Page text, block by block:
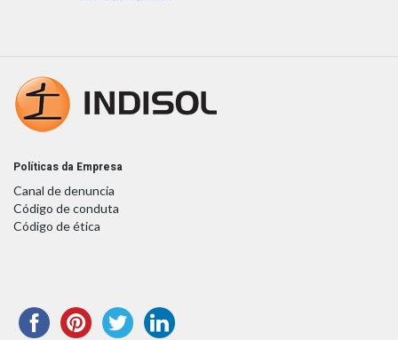
Políticas da Empresa
Canal de denuncia
Código de conduta
Código de ética